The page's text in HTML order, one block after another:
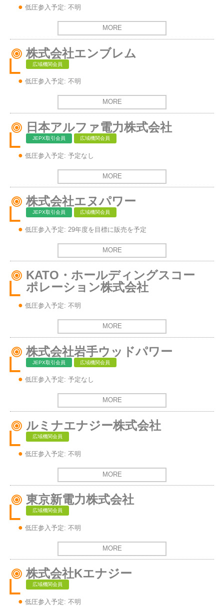
低圧参入予定: 不明
MORE
株式会社エンブレム
広域機関会員
低圧参入予定: 不明
MORE
日本アルファ電力株式会社
JEPX取引会員 広域機関会員
低圧参入予定: 予定なし
MORE
株式会社エヌパワー
JEPX取引会員 広域機関会員
低圧参入予定: 29年度を目標に販売を予定
MORE
KATO・ホールディングスコー
ポレーション株式会社
低圧参入予定: 不明
MORE
株式会社岩手ウッドパワー
JEPX取引会員 広域機関会員
低圧参入予定: 予定なし
MORE
ルミナエナジー株式会社
広域機関会員
低圧参入予定: 不明
MORE
東京新電力株式会社
広域機関会員
低圧参入予定: 不明
MORE
株式会社Kエナジー
広域機関会員
低圧参入予定: 不明